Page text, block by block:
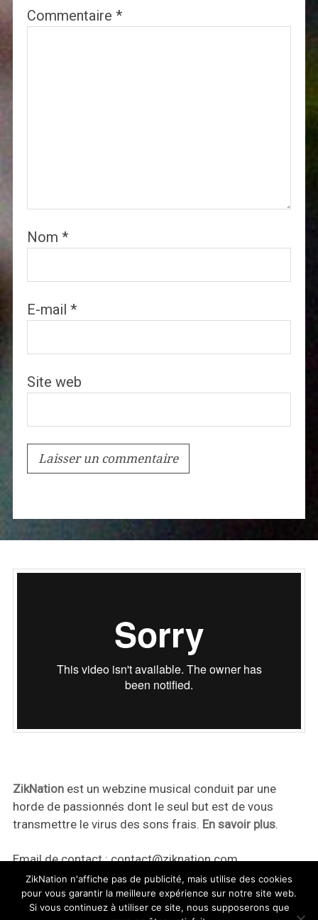
Commentaire *
Nom *
E-mail *
Site web
ZikNationest un webzine musical conduit par une
horde de passionnés dont le seul but est de vous
transmettre le virus des sons frais. En savoir plus.
Email de contact :contact@ziknation.com
ZikNation n'affiche pas de publicité, mais utilise des cookies
pour vous garantir la meilleure expérience sur notre site web.
Si vous continuez à utiliser ce site, nous supposerons que